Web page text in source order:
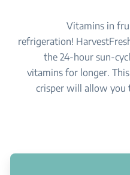
Vitamins in
refrigeration!
the 24-hour sun-
vitamins for longer.
crisper will allow you